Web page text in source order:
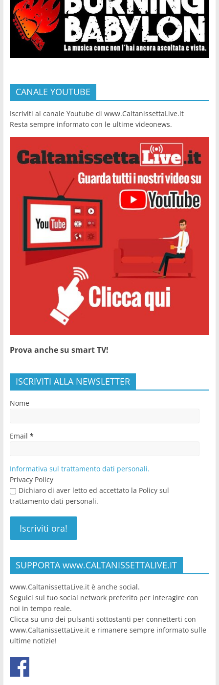
CANALE YOUTUBE
Iscriviti al canale Youtube di www.CaltanissettaLive.it
Resta sempre informato con le ultime videonews.
Prova anche su smart TV!
ISCRIVITI ALLA NEWSLETTER
Nome
Email *
Informativa sul trattamento dati personali.
Privacy Policy
Dichiaro di aver letto ed accettato la Policy sul
trattamento dati personali.
SUPPORTA www.CALTANISSETTALIVE.IT
www.CaltanissettaLive.it è anche social.
Seguici sul tuo social network preferito per interagire con
noi in tempo reale.
Clicca su uno dei pulsanti sottostanti per connetterti con
www.CaltanissettaLive.it e rimanere sempre informato sulle
ultime notizie!